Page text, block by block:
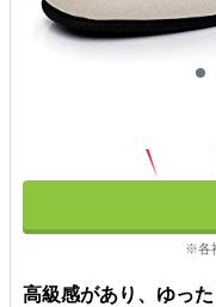
※各
高級感があり、ゆっ